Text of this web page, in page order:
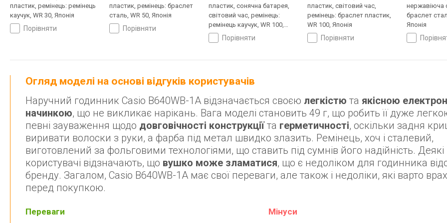
пластик, ремінець: ремінець
каучук, WR 30, Японія
порівняти
пластик, ремінець: браслет
сталь, WR 50, Японія
порівняти
пластик, сонячна батарея,
світовий час, ремінець:
ремінець каучук, WR 100,
Японіяпорівняти
пластик, світовий час,
ремінець: браслет пластик,
WR 100, Японія
порівняти
нержавіюча
браслет
Японія
Огляд моделі на основі відгуків користувачів
Наручний годинник Casio B640WB-1A відзначається своєю легкістю та якісною
начинкою, що не викликає нарікань. Вага моделі становить 49 г, що робить її дуже
певні зауваження щодо довговічності конструкціїта герметичності, оскільки задня
виривати волоски з руки, а фарба під метал швидко злазить. Ремінець, хоч і сталевий,
виготовлений за фольговими технологіями, що ставить під сумнів його надійність. Деякі
користувачі відзначають, що вушко може зламатися, що є недоліком для годинника
бренду. Загалом, Casio B640WB-1A має свої переваги, але також і недоліки, які варто
перед покупкою.
Переваги Мінуси